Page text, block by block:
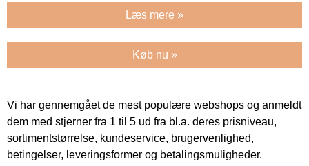
Læs mere »
Køb nu »
Vi har gennemgået de mest populære webshops og anmeldt
dem med stjerner fra 1 til 5 ud fra bl.a. deres prisniveau,
sortimentstørrelse, kundeservice, brugervenlighed,
betingelser, leveringsformer og betalingsmuligheder.